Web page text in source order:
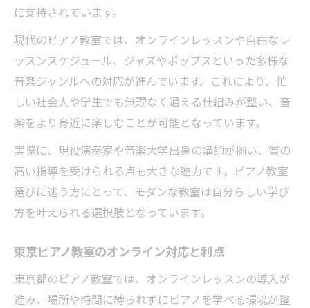
に支持されています。
現代のピアノ教室では、オンラインレッスンや自由なレ
ッスンスケジュール、ジャズやポップスといった多様な
音楽ジャンルへの対応が進んでいます。これにより、忙
しい社会人や学生でも無理なく通える仕組みが整い、音
楽をより身近に楽しむことが可能となっています。
実際に、現役演奏家や音楽大学出身の講師が揃い、質の
高い指導を受けられる点も大きな魅力です。ピアノ教室
選びに迷う方にとって、モダンな教室は自分らしい学び
方を叶えられる選択肢となっています。
東京ピアノ教室のオンライン対応と利点
東京都のピアノ教室では、オンラインレッスンの導入が
進み、場所や時間に縛られずにピアノを学べる環境が整